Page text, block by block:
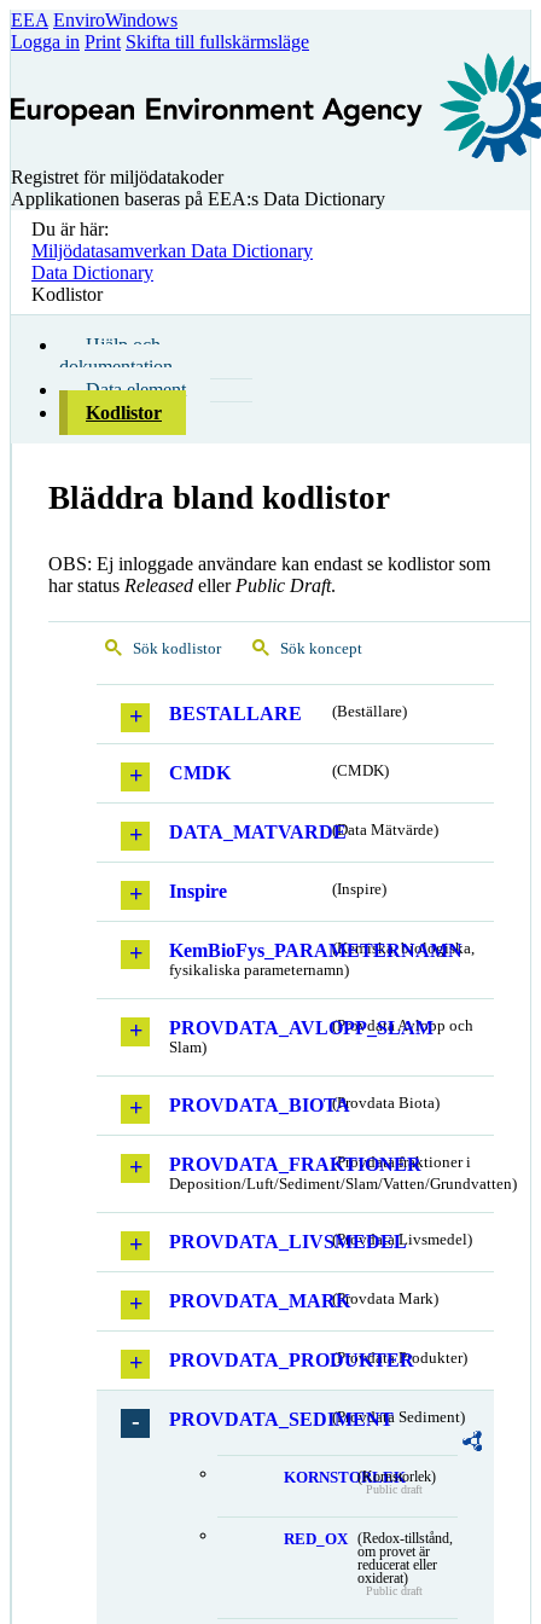
EEA EnviroWindows
Logga in Print Skifta till fullskärmsläge
Registret för miljödatakoder
Applikationen baseras på EEA:s Data Dictionary
Du är här:
Miljödatasamverkan Data Dictionary
Data Dictionary
Kodlistor
Hjälp och
dokumentation
Data element
Kodlistor
Bläddra bland kodlistor
OBS: Ej inloggade användare kan endast se kodlistor som
har status Released eller Public Draft.
Sök kodlistor Sök koncept
BESTALLARE (Beställare)
CMDK (CMDK)
DATA_MATVARDE(Data Mätvärde)
Inspire (Inspire)
KemBioFys_PARAMETERNAMN
(Kemiska, biologiska,
fysikaliska parameternamn)
PROVDATA_AVLOPP_SLAM
(Provdata Avlopp och
Slam)
PROVDATA_BIOTA(Provdata Biota)
PROVDATA_FRAKTIONER
(Provdata fraktioner i
Deposition/Luft/Sediment/Slam/Vatten/Grundvatten)
PROVDATA_LIVSMEDEL
(Provdata Livsmedel)
PROVDATA_MARK(Provdata Mark)
PROVDATA_PRODUKTER
(Provdata Produkter)
PROVDATA_SEDIMENT(Provdata Sediment)
KORNSTORLEK
(Kornstorlek)
Public draft
RED_OX
(Redox-tillstånd,
om provet är
reducerat eller
oxiderat)
Public draft